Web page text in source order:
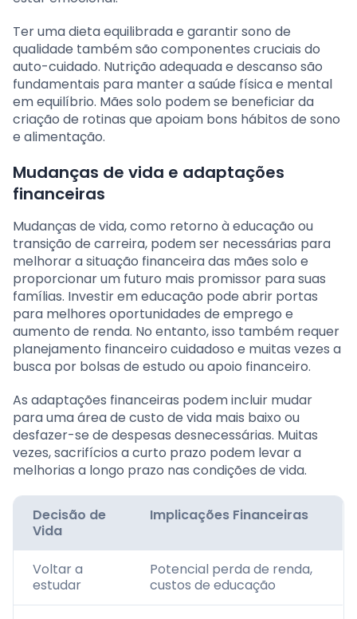
Ter uma dieta equilibrada e garantir sono de
qualidade também são componentes cruciais do
auto-cuidado. Nutrição adequada e descanso são
fundamentais para manter a saúde física e mental
em equilíbrio. Mães solo podem se beneficiar da
criação de rotinas que apoiam bons hábitos de sono
e alimentação.
Mudanças de vida e adaptações
financeiras
Mudanças de vida, como retorno à educação ou
transição de carreira, podem ser necessárias para
melhorar a situação financeira das mães solo e
proporcionar um futuro mais promissor para suas
famílias. Investir em educação pode abrir portas
para melhores oportunidades de emprego e
aumento de renda. No entanto, isso também requer
planejamento financeiro cuidadoso e muitas vezes a
busca por bolsas de estudo ou apoio financeiro.
As adaptações financeiras podem incluir mudar
para uma área de custo de vida mais baixo ou
desfazer-se de despesas desnecessárias. Muitas
vezes, sacrifícios a curto prazo podem levar a
melhorias a longo prazo nas condições de vida.
Decisão de
Vida
Implicações Financeiras
Voltar a
estudar
Potencial perda de renda,
custos de educação